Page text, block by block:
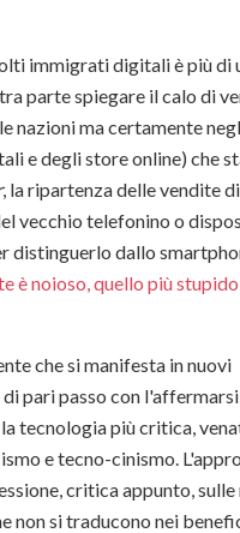
immigrati digitali è più di
parte spiegare il calo di
nazioni ma certamente
e degli store online) che
, la ripartenza delle vendite
vecchio telefonino o
distinguerlo dallo
è noioso, quello più
che si manifesta in nuovi
pari passo con
tecnologia più critica,
e tecno-cinismo.
critica appunto,
non si traducono nei